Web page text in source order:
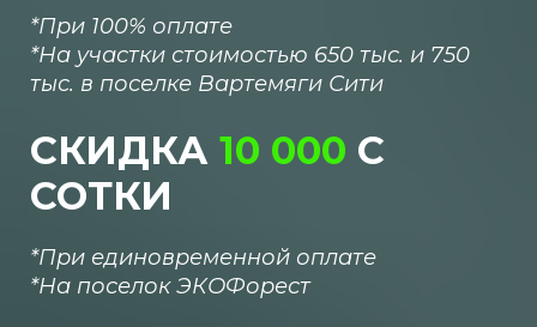
*При 100% оплате
*На участки стоимостью 650 тыс. и 750
тыс. в поселке Вартемяги Сити
СКИДКА 10 000 С
СОТКИ
*При единовременной оплате
*На поселокЭКОФорест